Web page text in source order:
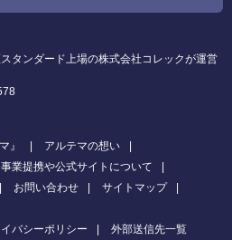
タンダード上場の株式会社コレックが運営
』
アルテマの想い
事業提携や公式サイトについて
お問い合わせ
サイトマップ
バシーポリシー 外部送信先一覧